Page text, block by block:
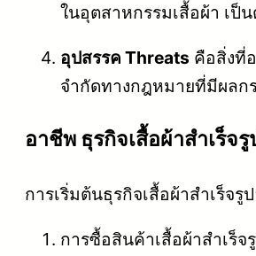
ในอุตสาหกรรมเสื้อผ้า เป็
อุปสรรค Threats คือสิ่งที่
จำกัดทางกฎหมายที่มีผลก
อาชีพ ธุรกิจเสื้อผ้าสำเร็จ
การเริ่มต้นธุรกิจเสื้อผ้าสำเร็จ
การซื้อสินค้าเสื้อผ้าสำเร็